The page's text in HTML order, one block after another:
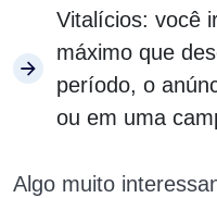
Vitalícios: você
máximo que
período, o
ou em uma
Algo muito